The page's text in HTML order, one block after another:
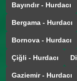
Bayındır - Hurdacı
Bergama - Hurdacı
Bornova - Hurdacı
Çiğli - Hurdacı
Gaziemir - Hurdacı